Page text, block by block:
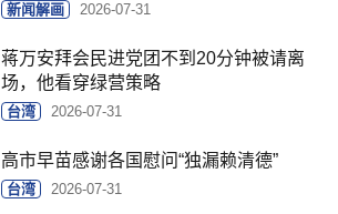
新闻解画 2026-07-31
蒋万安拜会民进党团不到20分钟被请离
场，他看穿绿营策略
台湾 2026-07-31
高市早苗感谢各国慰问“独漏赖清德”
台湾 2026-07-31